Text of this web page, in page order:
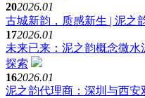
202026.01
古城新韵，质感新生 | 泥之
172026.01
未来已来：泥之韵概念微
探索
162026.01
泥之韵代理商：深圳与西